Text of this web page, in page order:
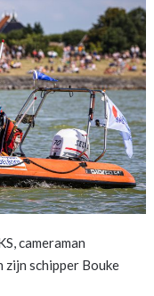
cameraman
zijn schipper Bouke